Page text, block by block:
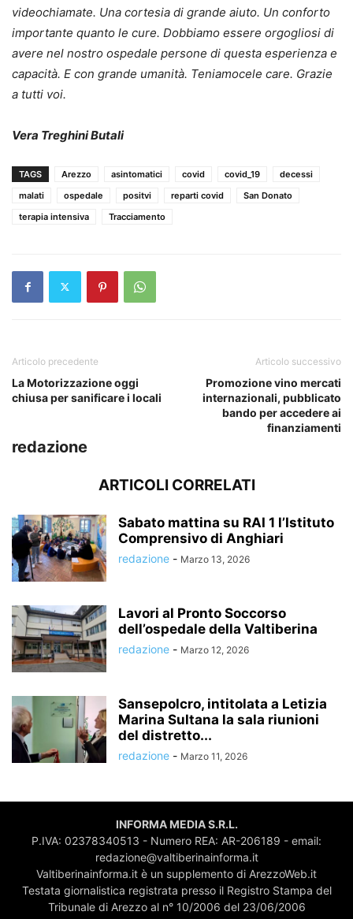
videochiamate. Una cortesia di grande aiuto. Un conforto
importante quanto le cure. Dobbiamo essere orgogliosi di
avere nel nostro ospedale persone di questa esperienza e
capacità. E con grande umanità. Teniamocele care. Grazie
a tutti voi.
Vera Treghini Butali
TAGS Arezzo asintomatici covid covid_19
decessi
malati
ospedale positvi reparti covid
San Donato
terapia intensiva
Tracciamento
Articolo precedente
La Motorizzazione oggi
chiusa per sanificare i locali
Articolo successivo
Promozione vino mercati
internazionali, pubblicato
bando per accedere ai
finanziamenti
redazione
ARTICOLI CORRELATI
Sabato mattina su RAI 1 l’Istituto
Comprensivo di Anghiari
redazione - Marzo 13, 2026
Lavori al Pronto Soccorso
dell’ospedale della Valtiberina
redazione - Marzo 12, 2026
Sansepolcro, intitolata a Letizia
Marina Sultana la sala riunioni
del distretto...
redazione - Marzo 11, 2026
INFORMA MEDIA S.R.L.
P.IVA: 02378340513 - Numero REA: AR-206189 - email:
redazione@valtiberinainforma.it
Valtiberinainforma.it è un supplemento di ArezzoWeb.it
Testata giornalistica registrata presso il Registro Stampa del
Tribunale di Arezzo al n° 10/2006 del 23/06/2006